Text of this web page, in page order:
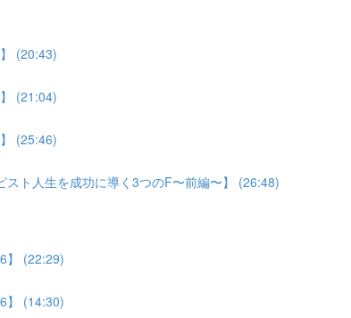
(20:43)
(21:04)
(25:46)
ト人生を成功に導く3つのF〜前編〜】 (26:48)
】 (22:29)
】 (14:30)